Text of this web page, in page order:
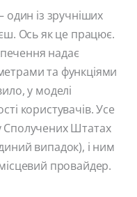
один із зручніших
Ось як це працює.
надає
та функціями
у моделі
користувачів. Усе
Сполучених Штатах
випадок), і ним
провайдер.